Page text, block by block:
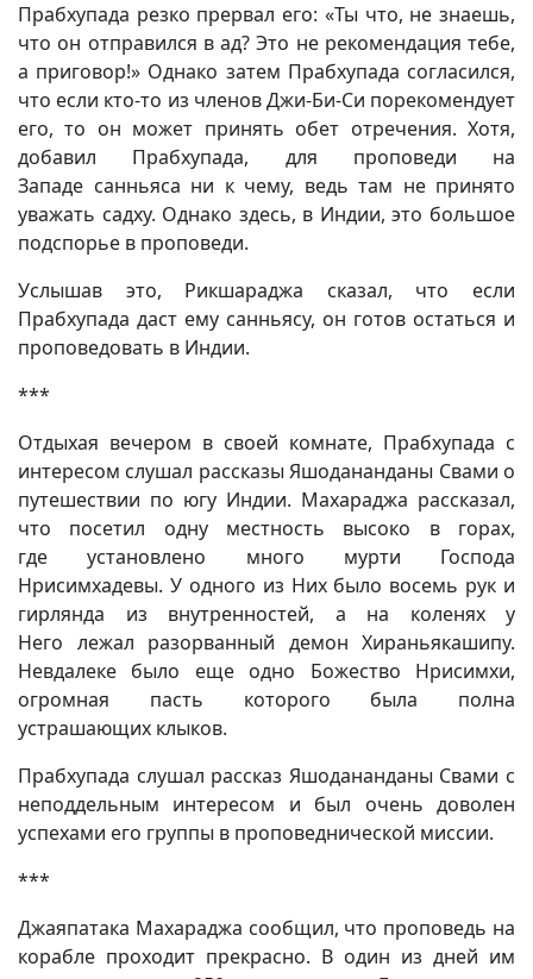
Прабхупада резко прервал его: «Ты что, не знаешь,
что он отправился в ад? Это не рекомендация тебе,
а приговор!» Однако затем Прабхупада согласился,
что если кто-то из членов Джи-Би-Си порекомендует
его, то он может принять обет отречения. Хотя,
добавил Прабхупада, для проповеди на
Западе санньяса ни к чему, ведь там не принято
уважать садху. Однако здесь, в Индии, это большое
подспорье в проповеди.
Услышав это, Рикшараджа сказал, что если
Прабхупада даст ему санньясу, он готов остаться и
проповедовать в Индии.
***
Отдыхая вечером в своей комнате, Прабхупада с
интересом слушал рассказы Яшодананданы Свами о
путешествии по югу Индии. Махараджа рассказал,
что посетил одну местность высоко в горах,
где установлено много мурти Господа
Нрисимхадевы. У одного из Них было восемь рук и
гирлянда из внутренностей, а на коленях у
Него лежал разорванный демон Хираньякашипу.
Невдалеке было еще одно Божество Нрисимхи,
огромная пасть которого была полна
устрашающих клыков.
Прабхупада слушал рассказ Яшодананданы Свами с
неподдельным интересом и был очень доволен
успехами его группы в проповеднической миссии.
***
Джаяпатака Махараджа сообщил, что проповедь на
корабле проходит прекрасно. В один из дней им